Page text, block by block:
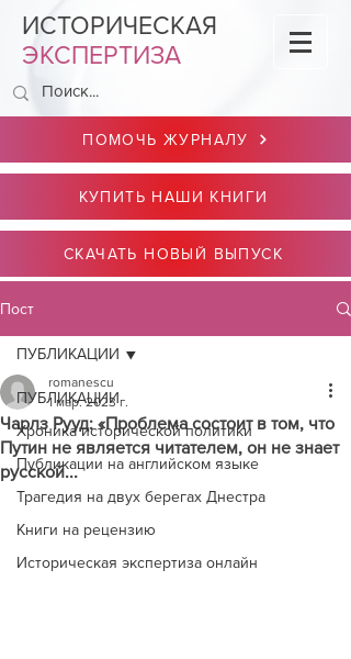
ИСТОРИЧЕСКАЯ
ЭКСПЕРТИЗА
ПОМОЧЬ ЖУРНАЛУ
КУПИТЬ НАШИ КНИГИ
СКАЧАТЬ НОВЫЙ ВЫПУСК
Пост
ПУБЛИКАЦИИ
Хроника исторической политики
Публикации на английском языке
Трагедия на двух берегах Днестра
Книги на рецензию
Историческая экспертиза онлайн
ПУБЛИКАЦИИ
Чарлз Рууд: «Проблема состоит в том, что
Путин не является читателем, он не знает
русской...
romanescu
1 мар. 2023 г.